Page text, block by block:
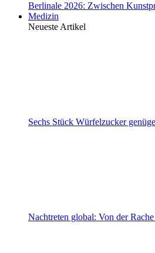
Berlinale 2026: Zwischen
Medizin
Neueste Artikel
Sechs Stück Würfelzucker
Nachtreten global: Von der